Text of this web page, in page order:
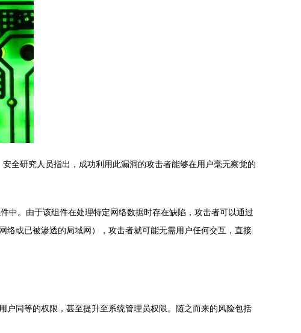
全研究人员指出，成功利用此漏洞的攻击者能够在用户毫无察觉的
中。由于该组件在处理特定网络数据时存在缺陷，攻击者可以通过
或已被渗透的局域网），攻击者就可能无需用户任何交互，直接
同等的权限，甚至提升至系统管理员权限。随之而来的风险包括